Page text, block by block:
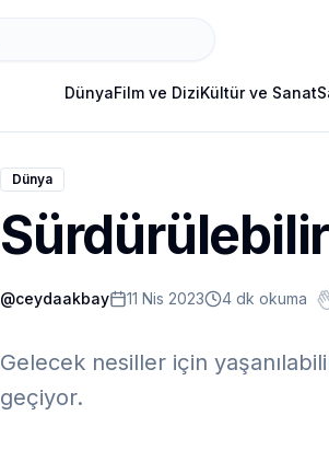
DünyaFilm ve DiziKültür ve Sanat
Dünya
@ceydaakbay 11 Nis 2023 4 dk okuma
Gelecek nesiller için
geçiyor.